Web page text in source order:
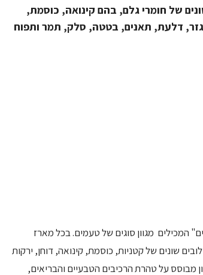
של חומרי גלם, בהם קינואה, כוסמת,
דלעת, תאנים, בטטה, סלק, תמר ותפוח
המכילים מגוון סוגים של טעמים. בכל מארז
שונים של קטניות, כוסמת, קינואה, דוחן, ירקות
מבוסס על טהרת הרכיבים הטבעיים והבריאים,